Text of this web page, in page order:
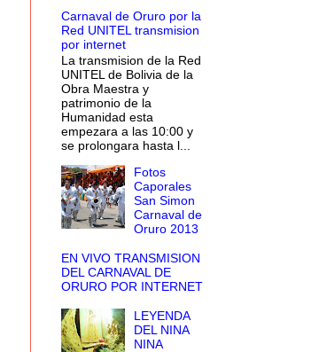
Carnaval de Oruro por la
Red UNITEL transmision
por internet
La transmision de la Red
UNITEL de Bolivia de la
Obra Maestra y
patrimonio de la
Humanidad esta
empezara a las 10:00 y
se prolongara hasta l...
Fotos
Caporales
San Simon
Carnaval de
Oruro 2013
EN VIVO TRANSMISION
DEL CARNAVAL DE
ORURO POR INTERNET
LEYENDA
DEL NINA
NINA